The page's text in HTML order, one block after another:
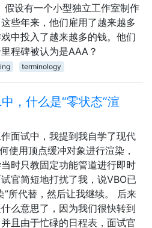
假设有一个小型独立工作室制作
些年来，他们雇用了越来越多
中投入了越来越多的钱。他们
程碑被认为是AAA？
terminology
，什么是“零状态”渲
面试中，我提到我自学了现代
使用顶点缓冲对象进行渲染，
时只教固定功能管道进行即时
官简短地打扰了我，说VBO已
”所代替，然后让我继续。 后来
么意思了，因为我们很快转到
且由于忙碌的日程表，面试官